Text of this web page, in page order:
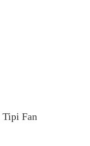
Fan